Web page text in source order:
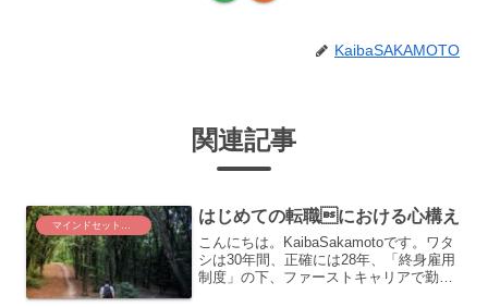
KaibaSAKAMOTO
関連記事
はじめての転職における心構え
こんにちは。KaibaSakamotoです。ワタ
シは30年間、正確には28年、「終身雇用
制度」の下、ファーストキャリアで勤